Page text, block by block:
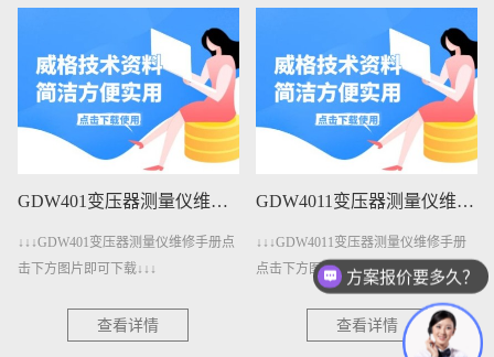
GDW401变压器测量仪维修手册下载
↓↓↓GDW401变压器测量仪维修手册点
击下方图片即可下载↓↓↓
查看详情
GDW4011变压器测量仪维修手册下载
↓↓↓GDW4011变压器测量仪维修手册
点击下方图片即可下载↓↓↓
查看详情
方案报价要多久？